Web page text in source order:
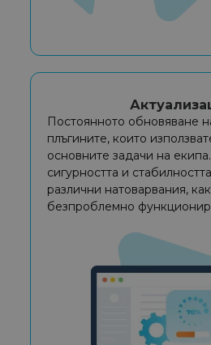
Постоянното обновяване
плъгините, които
основните задачи на
сигурността и
различни натоварвания,
безпроблемно